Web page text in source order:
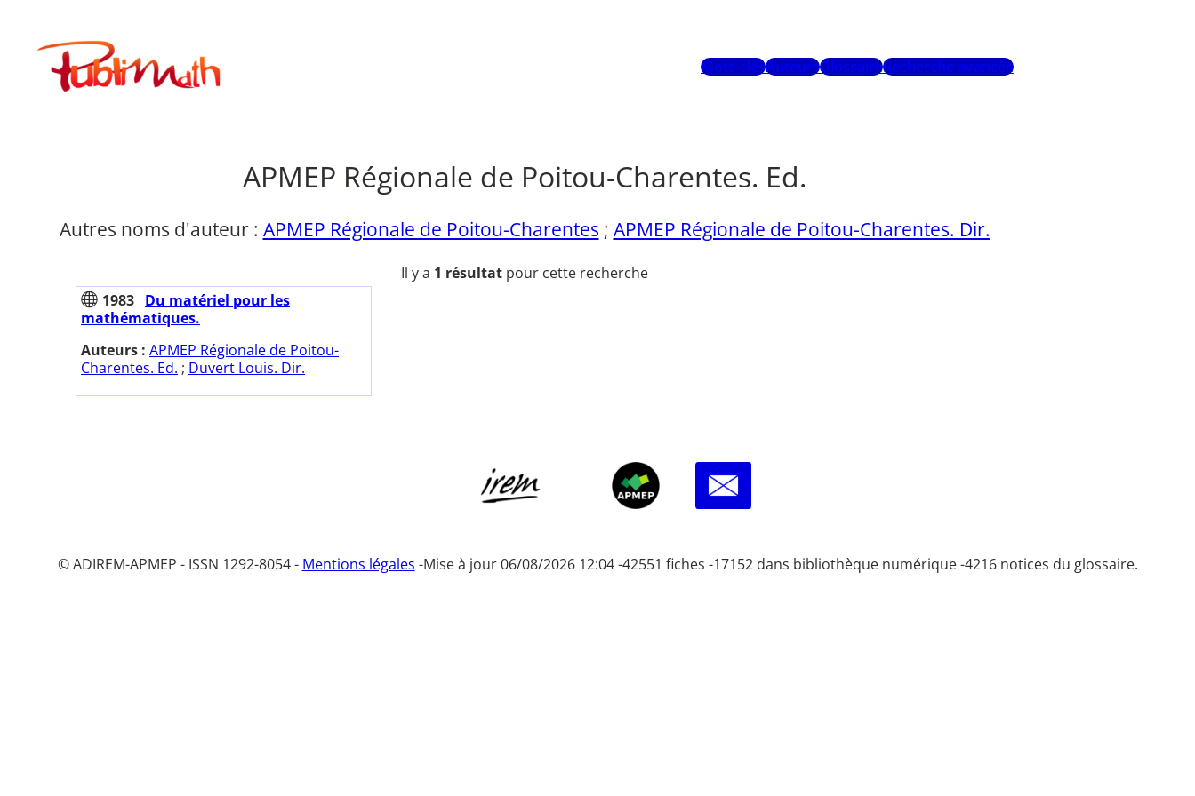
contenuPublimath
Mots-clésAuteursGlossaireRecherche avancée
APMEP Régionale de Poitou-Charentes. Ed.
Autres noms d'auteur : APMEP Régionale de Poitou-Charentes ; APMEP Régionale de Poitou-Charentes. Dir.
Il y a 1 résultat pour cette recherche
1983 Du matériel pour les
mathématiques.
Auteurs : APMEP Régionale de Poitou-
Charentes. Ed. ; Duvert Louis. Dir.
© ADIREM-APMEP - ISSN 1292-8054 - Mentions légales -Mise à jour 06/08/2026 12:04 -42551 fiches -17152 dans bibliothèque numérique -4216 notices du glossaire.